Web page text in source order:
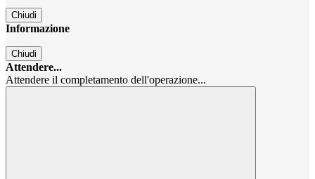
Chiudi
Informazione
Chiudi
Attendere...
Attendere il completamento dell'operazione...